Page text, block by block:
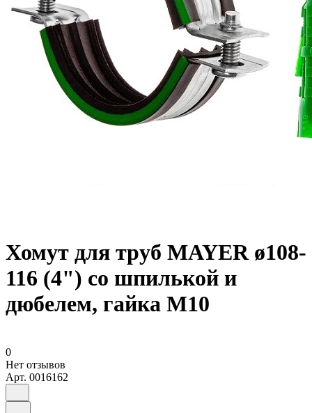
Хомут для труб MAYER ø108-
116 (4") со шпилькой и
дюбелем, гайка М10
0
Нет отзывов
Арт. 0016162